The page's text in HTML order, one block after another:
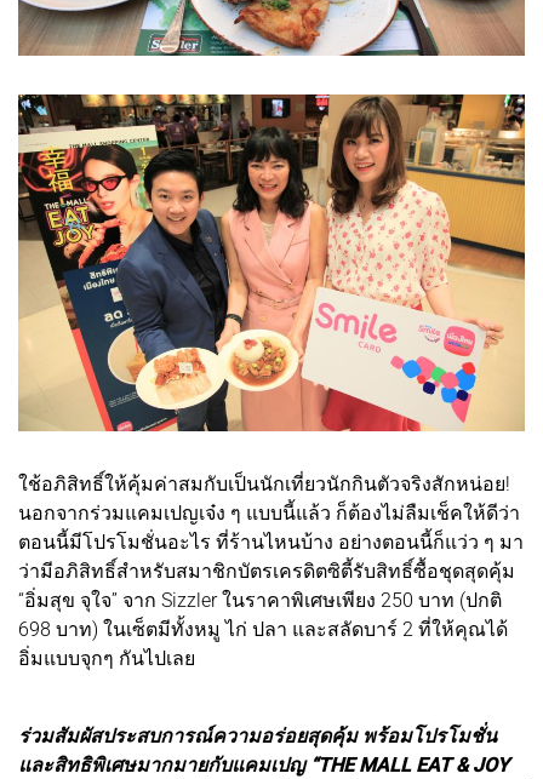
ใช้อภิสิทธิ์ให้คุ้มค่าสมกับเป็นนักเที่ยวนักกินตัวจริงสักหน่อย!
นอกจากร่วมแคมเปญเจ๋ง ๆ แบบนี้แล้ว ก็ต้องไม่ลืมเช็คให้ดีว่า
ตอนนี้มีโปรโมชั่นอะไร ที่ร้านไหนบ้าง อย่างตอนนี้ก็แว่ว ๆ มา
ว่ามีอภิสิทธิ์สำหรับสมาชิกบัตรเครดิตซิตี้รับสิทธิ์ซื้อชุดสุดคุ้ม
“อิ่มสุข จุใจ” จาก Sizzler ในราคาพิเศษเพียง 250 บาท (ปกติ
698 บาท) ในเซ็ตมีทั้งหมู ไก่ ปลา และสลัดบาร์ 2 ที่ให้คุณได้
อิ่มแบบจุกๆ กันไปเลย
ร่วมสัมผัสประสบการณ์ความอร่อยสุดคุ้ม พร้อมโปรโมชั่น
และสิทธิพิเศษมากมายกับแคมเปญ “THE MALL EAT & JOY